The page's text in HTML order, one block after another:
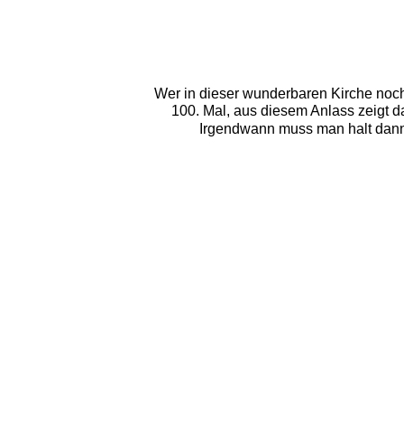
Wer in dieser wunderbaren Kirche
100. Mal, aus diesem Anlass zeigt
Irgendwann muss man halt